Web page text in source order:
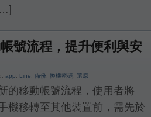
號流程，提升便利與安
app, Line, 備份, 換機密碼, 還原
的移動帳號流程，使用者將
機移轉至其他裝置前，需先於